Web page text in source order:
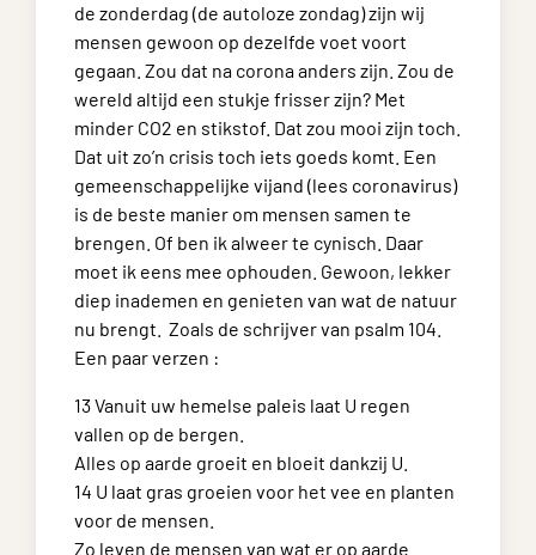
de zonderdag (de autoloze zondag) zijn wij
mensen gewoon op dezelfde voet voort
gegaan. Zou dat na corona anders zijn. Zou de
wereld altijd een stukje frisser zijn? Met
minder CO2 en stikstof. Dat zou mooi zijn toch.
Dat uit zo’n crisis toch iets goeds komt. Een
gemeenschappelijke vijand (lees coronavirus)
is de beste manier om mensen samen te
brengen. Of ben ik alweer te cynisch. Daar
moet ik eens mee ophouden. Gewoon, lekker
diep inademen en genieten van wat de natuur
nu brengt. Zoals de schrijver van psalm 104.
Een paar verzen :
13 Vanuit uw hemelse paleis laat U regen
vallen op de bergen.
Alles op aarde groeit en bloeit dankzij U.
14 U laat gras groeien voor het vee en planten
voor de mensen.
Zo leven de mensen van wat er op aarde